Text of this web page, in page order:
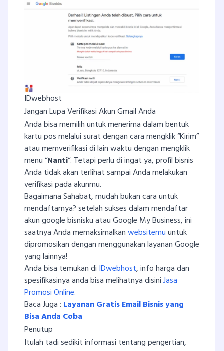
IDwebhost
Jangan Lupa Verifikasi Akun Gmail Anda
Anda bisa memilih untuk menerima dalam bentuk
kartu pos melalui surat dengan cara mengklik “Kirim”
atau memverifikasi di lain waktu dengan mengklik
menu “Nanti“. Tetapi perlu di ingat ya, profil bisnis
Anda tidak akan terlihat sampai Anda melakukan
verifikasi pada akunmu.
Bagaimana Sahabat, mudah bukan cara untuk
mendaftarnya? setelah sukses dalam mendaftar
akun google bisnisku atau Google My Business, ini
saatnya Anda memaksimalkanwebsitemuuntuk
dipromosikan dengan menggunakan layanan Google
yang lainnya!
Anda bisa temukan di IDwebhost, info harga dan
spesifikasinya anda bisa melihatnya disiniJasa
Promosi Online.
Baca Juga : Layanan Gratis Email Bisnis yang
Bisa Anda Coba
Penutup
Itulah tadi sedikit informasi tentang pengertian,